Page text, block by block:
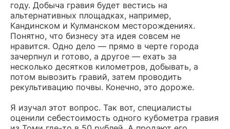
году. Добыча гравия будет вестись на
альтернативных площадках, например,
Кандинском и Кулманском месторождениях.
Понятно, что бизнесу эта идея совсем не
нравится. Одно дело — прямо в черте города
зачерпнул и готово, а другое — ехать за
несколько десятков километров, добывать, а
потом вывозить гравий, затем проводить
рекультивацию почвы. Конечно, это дороже.
Я изучал этот вопрос. Так вот, специалисты
оценили себестоимость одного кубометра гравия